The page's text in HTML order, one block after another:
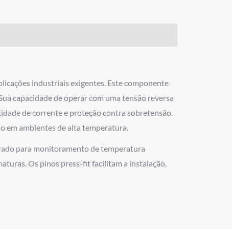
industriais exigentes. Este componente
capacidade de operar com uma tensão reversa
de corrente e proteção contra sobretensão.
em ambientes de alta temperatura.
para monitoramento de temperatura
Os pinos press-fit facilitam a instalação,